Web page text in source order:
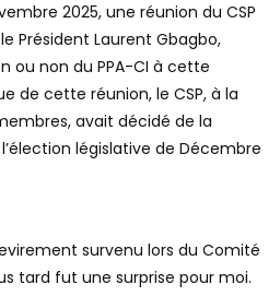
2025, une réunion du CSP
Président Laurent Gbagbo,
ou non du PPA-CI à cette
de cette réunion, le CSP, à la
avait décidé de la
législative de Décembre
survenu lors du Comité
tard fut une surprise pour moi.